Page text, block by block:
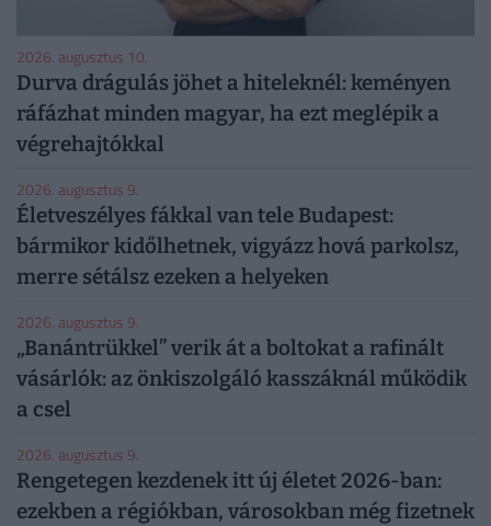
2026. augusztus 10.
Durva drágulás jöhet a hiteleknél: keményen
ráfázhat minden magyar, ha ezt meglépik a
végrehajtókkal
2026. augusztus 9.
Életveszélyes fákkal van tele Budapest:
bármikor kidőlhetnek, vigyázz hová parkolsz,
merre sétálsz ezeken a helyeken
2026. augusztus 9.
„Banántrükkel” verik át a boltokat a rafinált
vásárlók: az önkiszolgáló kasszáknál működik
a csel
2026. augusztus 9.
Rengetegen kezdenek itt új életet 2026-ban:
ezekben a régiókban, városokban még fizetnek